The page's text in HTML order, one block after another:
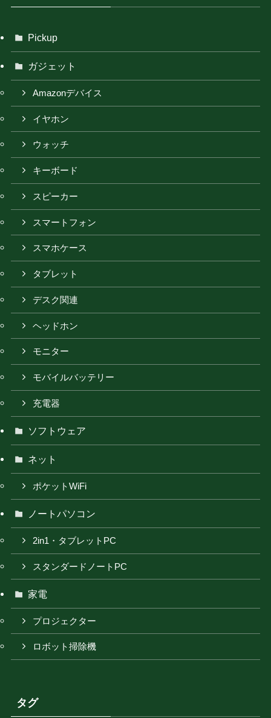
Pickup
ガジェット
Amazonデバイス
イヤホン
ウォッチ
キーボード
スピーカー
スマートフォン
スマホケース
タブレット
デスク関連
ヘッドホン
モニター
モバイルバッテリー
充電器
ソフトウェア
ネット
ポケットWiFi
ノートパソコン
2in1・タブレットPC
スタンダードノートPC
家電
プロジェクター
ロボット掃除機
タグ